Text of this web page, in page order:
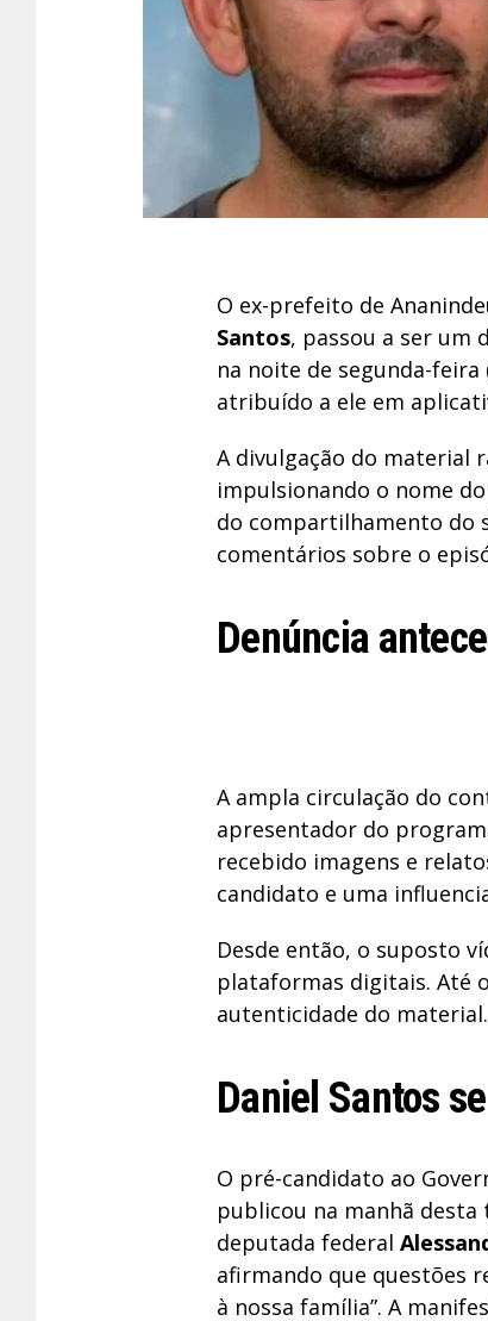
O ex-prefeito de
Santos, passou a ser um
na noite de segunda-
atribuído a ele em
A divulgação do material
impulsionando o nome
do compartilhamento do
comentários sobre o
Denúncia
A ampla circulação do
apresentador do
recebido imagens e
candidato e uma
Desde então, o suposto
plataformas digitais. Até
autenticidade do material.
Daniel Santos
O pré-candidato ao
publicou na manhã desta
deputada federal
afirmando que questões
à nossa família”. A